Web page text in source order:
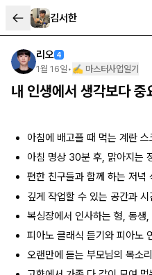
김서한
리오 4
1월 16일 • ✍️ 마스터사업일기
내 인생에서 생각보다
아침에 배고플 때 먹는 계란 스
아침 명상 30분 후, 맑아지는
편한 친구들과 함께 하는 저녁
깊게 작업할 수 있는 공간과 시
복싱장에서 인사하는 형, 동생,
피아노 클래식 듣기와 피아노
오랜만에 듣는 부모님의 목소리